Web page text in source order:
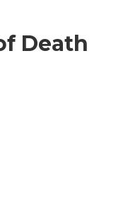
Death